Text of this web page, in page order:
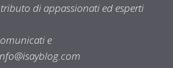
di appassionati ed esperti
e